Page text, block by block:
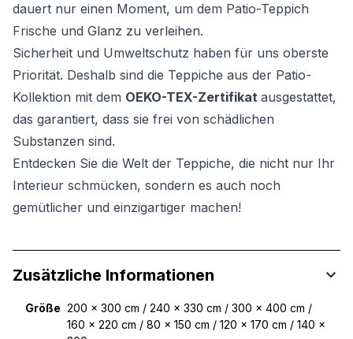
dauert nur einen Moment, um dem Patio-Teppich
Frische und Glanz zu verleihen.
Sicherheit und Umweltschutz haben für uns oberste
Priorität. Deshalb sind die Teppiche aus der Patio-
Kollektion mit dem OEKO-TEX-Zertifikat ausgestattet,
das garantiert, dass sie frei von schädlichen
Substanzen sind.
Entdecken Sie die Welt der Teppiche, die nicht nur Ihr
Interieur schmücken, sondern es auch noch
gemütlicher und einzigartiger machen!
Zusätzliche Informationen
Größe 200 x 300 cm / 240 x 330 cm / 300 x 400 cm /
160 x 220 cm / 80 x 150 cm / 120 x 170 cm / 140 x